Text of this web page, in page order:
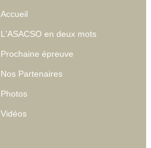
Accueil
L'ASACSO en deux mots
Prochaine épreuve
Nos Partenaires
Photos
Vidéos